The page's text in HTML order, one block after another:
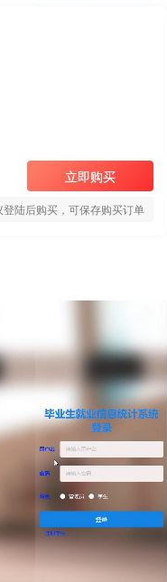
立即购买
陆后购买，可保存购买订单